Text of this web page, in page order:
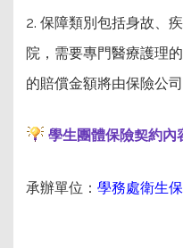
2. 保障類別包括身故、
院，需要專門醫療護理
的賠償金額將由保險公
學生團體保險契約內
承辦單位： 學務處衛生